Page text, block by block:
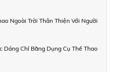
Ngoài Trời Thân Thiện Với Người
Dáng Chỉ Bằng Dụng Cụ Thể Thao